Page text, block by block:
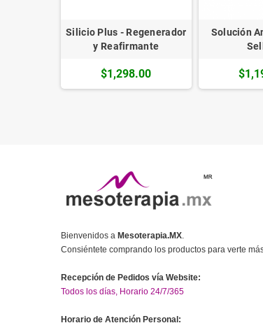
Silicio Plus - Regenerador
y Reafirmante
$1,298.00
Solución
Bienvenidos a Mesoterapia.MX
Consiéntete comprando los productos para verte
Recepción de Pedidos vía Website:
Todos los días, Horario 24/7/365
Horario de Atención Personal: